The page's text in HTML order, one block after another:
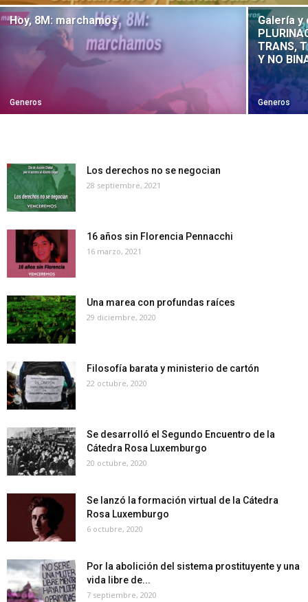
Generos
Hoy, 8M: marchamos
Generos
Galería y
TRANS,
Y NO
Los derechos no se negocian
28 septiembre, 2021
16 años sin Florencia Pennacchi
16 marzo, 2021
Una marea con profundas raíces
29 diciembre, 2020
Filosofía barata y ministerio de cartón
22 octubre, 2020
Se desarrolló el Segundo Encuentro de la
Cátedra Rosa Luxemburgo
20 octubre, 2020
Se lanzó la formación virtual de la Cátedra
Rosa Luxemburgo
6 octubre, 2020
Por la abolición del sistema prostituyente y una
vida libre de...
7 septiembre, 2020